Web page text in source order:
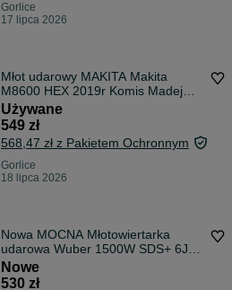
Gorlice
17 lipca 2026
Młot udarowy MAKITA Makita
M8600 HEX 2019r Komis Madej
gorlice
Używane
549 zł
568,47 zł z Pakietem Ochronnym
Gorlice
18 lipca 2026
Nowa MOCNA Młotowiertarka
udarowa Wuber 1500W SDS+ 6J
Remont Budowa
Nowe
530 zł